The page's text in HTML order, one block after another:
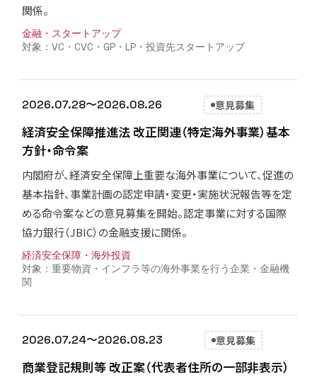
関係。
金融・スタートアップ
VC・CVC・GP・LP・投資先スタートアップ
2026.07.28〜2026.08.26 意見募集
経済安全保障推進法 改正関連（特定海外事業）基本
方針・命令案
内閣府が、経済安全保障上重要な海外事業について、促進の
基本指針、事業計画の認定申請・変更・実施状況報告等を定
める命令案などの意見募集を開始。認定事業に対する国際
協力銀行（JBIC）の金融支援に関係。
経済安全保障・海外投資
重要物資・インフラ等の海外事業を行う企業・金融機
関
2026.07.24〜2026.08.23 意見募集
商業登記規則等 改正案（代表者住所の一部非表示）